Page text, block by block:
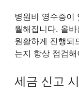
병원비 영수증이
월해집니다. 올
원활하게 진행되
는지 항상 점검
세금 신고